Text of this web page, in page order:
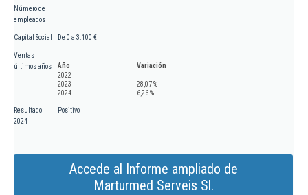
Número de
empleados
Capital Social De 0 a 3.100 €
Ventas
últimos años
Año
Variación
2022
2023
28,07 %
2024
6,26 %
Resultado
2024
Positivo
Accede al Informe ampliado de
Marturmed Serveis Sl.